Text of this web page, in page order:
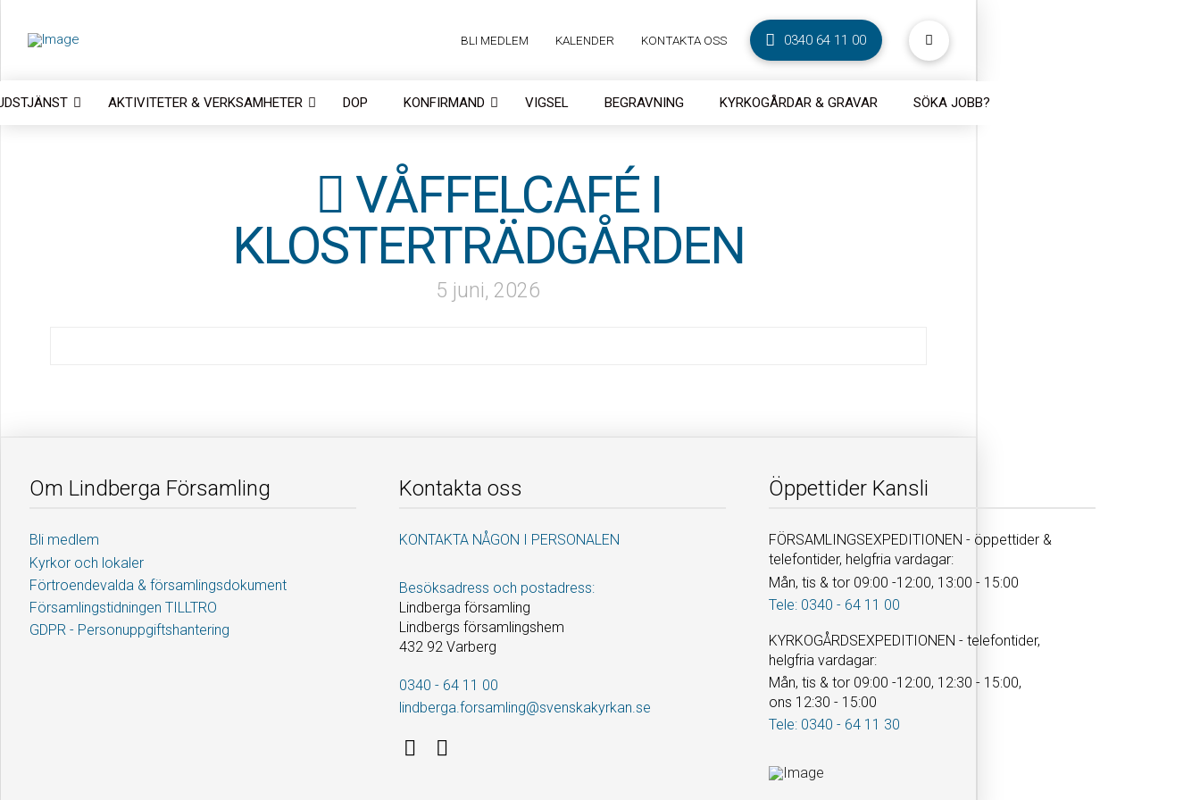
BLI MEDLEM KALENDER KONTAKTA OSS 0340 64 11 00
AKTIVITETER & VERKSAMHETER DOP KONFIRMAND VIGSEL BEGRAVNING KYRKOGÅRDAR & GRAVAR SÖKA JOBB?
VÅFFELCAFÉ I
KLOSTERTRÄDGÅRDEN
5 juni, 2026
Om Lindberga Församling
Bli medlem
Kyrkor och lokaler
Förtroendevalda & församlingsdokument
Församlingstidningen TILLTRO
GDPR - Personuppgiftshantering
Kontakta oss
KONTAKTA NÅGON I PERSONALEN
Besöksadress och postadress:
Lindberga församling
Lindbergs församlingshem
432 92 Varberg
0340 - 64 11 00
lindberga.forsamling@svenskakyrkan.se
Öppettider Kansli
FÖRSAMLINGSEXPEDITIONEN - öppettider &
telefontider, helgfria vardagar:
Mån, tis & tor 09:00 -12:00, 13:00 - 15:00
Tele: 0340 - 64 11 00
KYRKOGÅRDSEXPEDITIONEN - telefontider,
helgfria vardagar:
Mån, tis & tor 09:00 -12:00, 12:30 - 15:00,
ons 12:30 - 15:00
Tele: 0340 - 64 11 30